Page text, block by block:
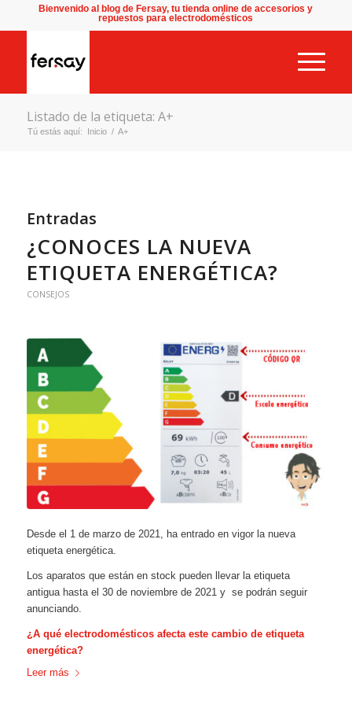
Bienvenido al blog de Fersay, tu tienda online de accesorios y
repuestos para electrodomésticos
Listado de la etiqueta: A+
Tú estás aquí: Inicio / A+
Entradas
¿CONOCES LA NUEVA
ETIQUETA ENERGÉTICA?
CONSEJOS
Desde el 1 de marzo de 2021, ha entrado en vigor la nueva
etiqueta energética.
Los aparatos que están en stock pueden llevar la etiqueta
antigua hasta el 30 de noviembre de 2021 y se podrán seguir
anunciando.
¿A qué electrodomésticos afecta este cambio de etiqueta
energética?
Leer más